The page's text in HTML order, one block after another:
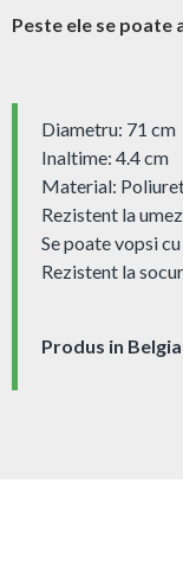
Peste ele se poate
Diametru: 71 cm
Inaltime: 4.4 cm
Material:
Rezistent la
Se poate vopsi
Rezistent la
Produs in Belgia